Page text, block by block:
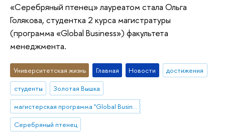
«Серебряный птенец» лауреатом стала Ольга
Голякова, студентка 2 курса магистратуры
(программа «Global Business») факультета
менеджмента.
Университетская жизнь Главная Новости
достижения
студенты
Золотая Вышка
магистерская программа "Global Business"
Серебряный птенец